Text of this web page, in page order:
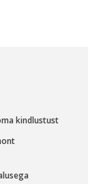
kindlustust